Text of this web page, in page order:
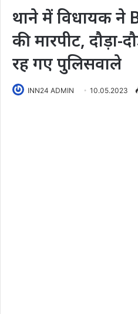
थाने में विधायक ने
की मारपीट, दौड़ा-
रह गए पुलिसवाले
INN24 ADMIN 10.05.2023